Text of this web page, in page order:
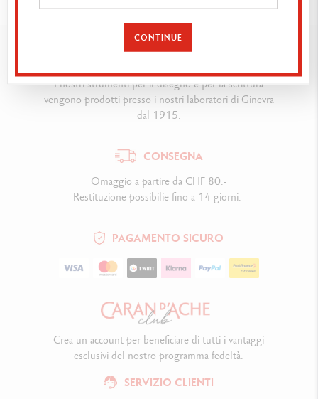
I nostri strumenti per il disegno e per la scrittura
vengono prodotti presso i nostri laboratori di Ginevra
dal 1915.
CONSEGNA
Omaggio a partire da CHF 80.-
Restituzione possibilie fino a 14 giorni.
PAGAMENTO SICURO
SERVIZIO CLIENTI
Crea un account per beneficiare di tutti i vantaggi
esclusivi del nostro programma fedeltà.
CONTINUE